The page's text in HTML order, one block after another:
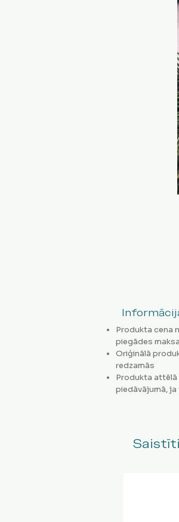
Produkta cena
piegādes
Oriģinālā
redzamās
Produkta
piedāvājumā,